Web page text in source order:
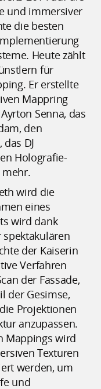
und immersiver
die besten
Heute zählt
für
Er erstellte
Mappring
Senna, das
den
DJ
Holografie-
mehr.
wird die
eines
wird dank
der Kaiserin
Verfahren
der Fassade,
der Gesimse,
Projektionen
anzupassen.
Mappings wird
Texturen
werden, um
und